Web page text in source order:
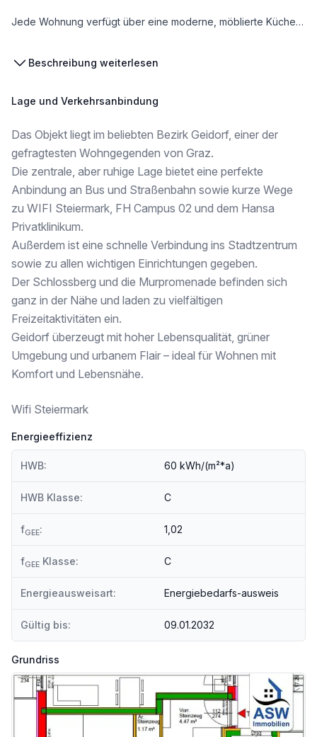
Jede Wohnung verfügt über eine moderne, möblierte Küche inklusive E-Geräten, sowie ein stilvoll ausgestattetes Badezimmer. Für zusätzlichen Stauraum sorgt ein eigenes Kellerabteil, das sich bequem im 1. Kellergeschoss befindet. Alle Wohnungen sind mit großzügigen Terrassen ausgestattet, die viel Freiraum im Freien bieten. Besonders hervorzuheben sind die fünf Penthouse-Wohnungen, die durch großzüge Grundrisse und herrliche Ausblicke überzeugen.
Diese schöne 3-Zimmerwohnung in einer sehr zentral gelegenen Wohnsiedlung im Bezirk Geidorf steht zum Verkauf:
- Wohn-/Essbereich mit Komplettküche inkl. E-Geräten
- 2 Schlafzimmer
- Badezimmer mit Badewanne und Waschmaschinenanschluss
- getrennte Toilette
- großzügige, sonnige Terrasse
Ein Stellplatz in der hauseigenen Tiefgarage ist verpflichtend anzukaufen.
Es handelt sich um ebene Stellplätze (Kaufpreis ab € 16.000,–)
Lassen auch Sie sich von dieser Neubauwohnung überzeugen und vereinbaren Sie einen unverbindlichen Beratungs- und Besichtigungstermin per E-Mail unter Alexander.sigon
Wir möchten höflich darauf hinweisen, dass im Falle eines Kaufs eine ortsübliche Maklerprovision zu bezahlen ist.
Wir weisen darauf hin, dass zwischen dem Vermittler und dem zu vermittelnden Dritten ein familiäres oder wirtschaftliches Naheverhältnis besteht.
Der Vermittler ist als Doppelmakler tätig.
Infrastruktur / Entfernungen
Gesundheit
Apotheke <750m
Klinik <750m
Krankenhaus <750m
Schule <500m
Universität <250m
Supermarkt <750m
Bäckerei <750m
Sonstige
Geldautomat <750m
Bank <750m
Post <750m
Polizei <1.500m
Verkehr
Beschreibung weiterlesen
Lage und Verkehrsanbindung
Das Objekt liegt im beliebten Bezirk Geidorf, einer der
gefragtesten Wohngegenden von Graz.
Die zentrale, aber ruhige Lage bietet eine perfekte
Anbindung an Bus und Straßenbahn sowie kurze Wege
zu WIFI Steiermark, FH Campus 02 und dem Hansa
Privatklinikum.
Außerdem ist eine schnelle Verbindung ins Stadtzentrum
sowie zu allen wichtigen Einrichtungen gegeben.
Der Schlossberg und die Murpromenade befinden sich
ganz in der Nähe und laden zu vielfältigen
Freizeitaktivitäten ein.
Geidorf überzeugt mit hoher Lebensqualität, grüner
Umgebung und urbanem Flair – ideal für Wohnen mit
Komfort und Lebensnähe.
Wifi Steiermark
Energieeffizienz
HWB: 60 kWh/(m²*a)
HWB Klasse: C
fGEE: 1,02
fGEE Klasse: C
Energieausweisart: Energiebedarfs-ausweis
Gültig bis: 09.01.2032
Grundriss